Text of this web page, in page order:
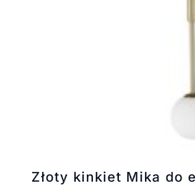
Złoty kinkiet Mika do